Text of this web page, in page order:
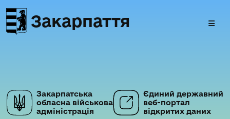
Закарпаття
Закарпатська
обласна військова
адміністрація
Єдиний державний
веб-портал
відкритих даних